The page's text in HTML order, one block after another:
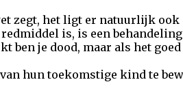
zegt, het ligt er natuurlijk
is, is een
je dood, maar als het goed
hun toekomstige kind te